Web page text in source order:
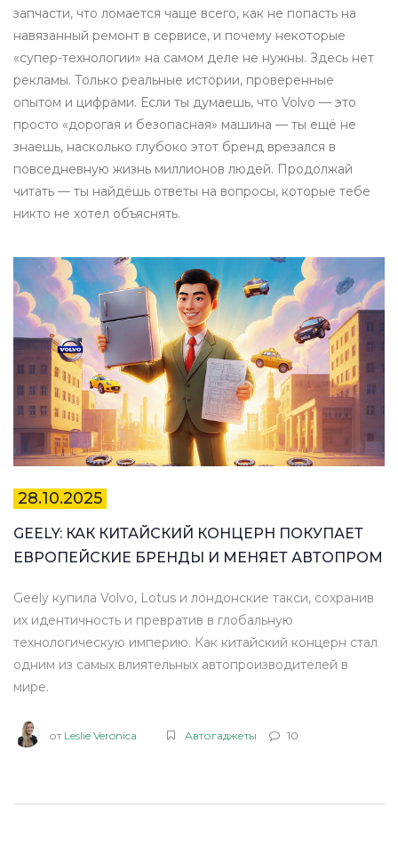
запчасти, что ломается чаще всего, как не попасть на
навязанный ремонт в сервисе, и почему некоторые
«супер-технологии» на самом деле не нужны. Здесь нет
рекламы. Только реальные истории, проверенные
опытом и цифрами. Если ты думаешь, что Volvo — это
просто «дорогая и безопасная» машина — ты ещё не
знаешь, насколько глубоко этот бренд врезался в
повседневную жизнь миллионов людей. Продолжай
читать — ты найдёшь ответы на вопросы, которые тебе
никто не хотел объяснять.
28.10.2025
GEELY: КАК КИТАЙСКИЙ КОНЦЕРН ПОКУПАЕТ
ЕВРОПЕЙСКИЕ БРЕНДЫ И МЕНЯЕТ АВТОПРОМ
Geely купила Volvo, Lotus и лондонские такси, сохранив
их идентичность и превратив в глобальную
технологическую империю. Как китайский концерн стал
одним из самых влиятельных автопроизводителей в
мире.
от Leslie Veronica Автогаджеты 10